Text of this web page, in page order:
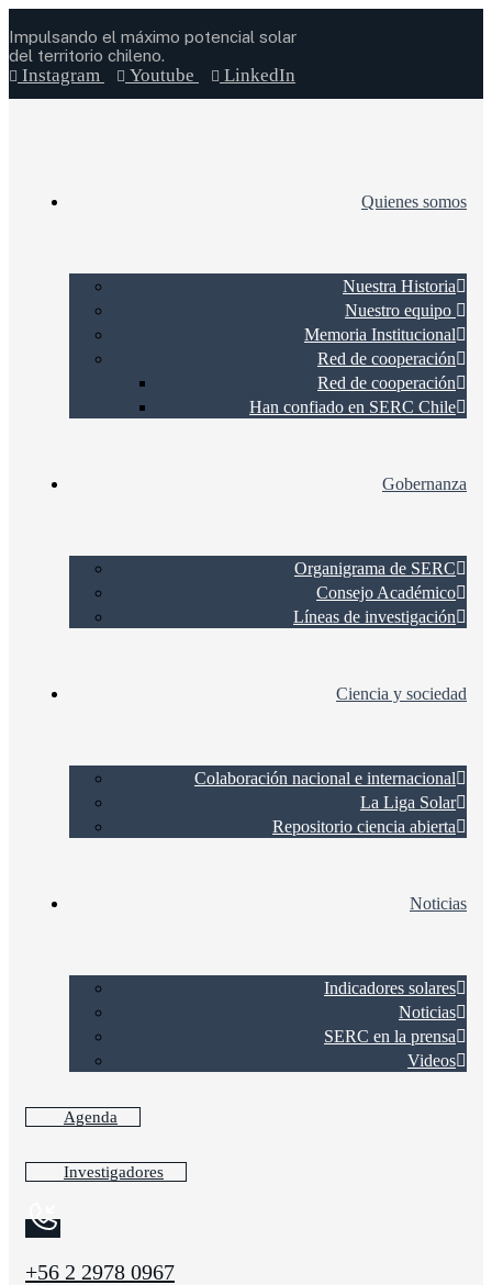
Impulsando el máximo potencial solar
del territorio chileno.
Instagram Youtube LinkedIn
Quienes somos
Nuestra Historia
Nuestro equipo
Memoria Institucional
Red de cooperación
Red de cooperación
Han confiado en SERC Chile
Gobernanza
Organigrama de SERC
Consejo Académico
Líneas de investigación
Ciencia y sociedad
Colaboración nacional e internacional
La Liga Solar
Repositorio ciencia abierta
Noticias
Indicadores solares
Noticias
SERC en la prensa
Videos
Agenda
Investigadores
+56 2 2978 0967